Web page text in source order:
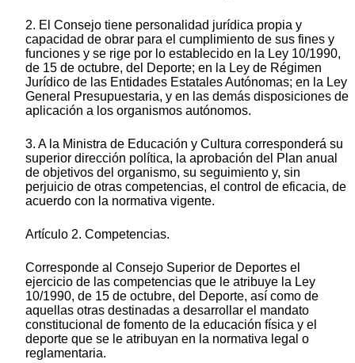
2. El Consejo tiene personalidad jurídica propia y
capacidad de obrar para el cumplimiento de sus fines y
funciones y se rige por lo establecido en la Ley 10/1990,
de 15 de octubre, del Deporte; en la Ley de Régimen
Jurídico de las Entidades Estatales Autónomas; en la Ley
General Presupuestaria, y en las demás disposiciones de
aplicación a los organismos autónomos.
3. A la Ministra de Educación y Cultura corresponderá su
superior dirección política, la aprobación del Plan anual
de objetivos del organismo, su seguimiento y, sin
perjuicio de otras competencias, el control de eficacia, de
acuerdo con la normativa vigente.
Artículo 2. Competencias.
Corresponde al Consejo Superior de Deportes el
ejercicio de las competencias que le atribuye la Ley
10/1990, de 15 de octubre, del Deporte, así como de
aquellas otras destinadas a desarrollar el mandato
constitucional de fomento de la educación física y el
deporte que se le atribuyan en la normativa legal o
reglamentaria.